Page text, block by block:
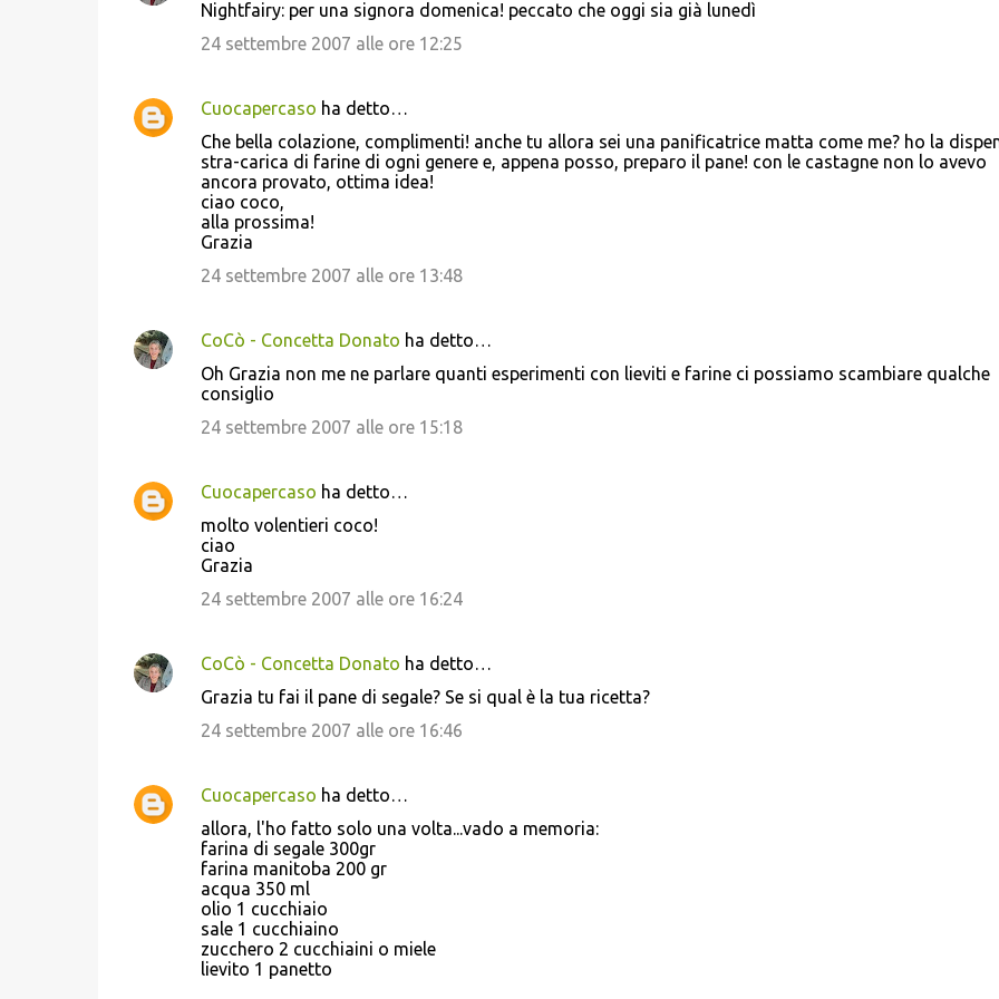
Nightfairy: per una signora domenica! peccato che oggi sia già lunedì
24 settembre 2007 alle ore 12:25
Cuocapercaso ha detto…
Che bella colazione, complimenti! anche tu allora sei una panificatrice matta come me? ho la
stra-carica di farine di ogni genere e, appena posso, preparo il pane! con le castagne non lo avevo
ancora provato, ottima idea!
ciao coco,
alla prossima!
Grazia
24 settembre 2007 alle ore 13:48
CoCò - Concetta Donato ha detto…
Oh Grazia non me ne parlare quanti esperimenti con lieviti e farine ci possiamo scambiare qualche
consiglio
24 settembre 2007 alle ore 15:18
Cuocapercaso ha detto…
molto volentieri coco!
ciao
Grazia
24 settembre 2007 alle ore 16:24
CoCò - Concetta Donato ha detto…
Grazia tu fai il pane di segale? Se si qual è la tua ricetta?
24 settembre 2007 alle ore 16:46
Cuocapercaso ha detto…
allora, l'ho fatto solo una volta...vado a memoria:
farina di segale 300gr
farina manitoba 200 gr
acqua 350 ml
olio 1 cucchiaio
sale 1 cucchiaino
zucchero 2 cucchiaini o miele
lievito 1 panetto